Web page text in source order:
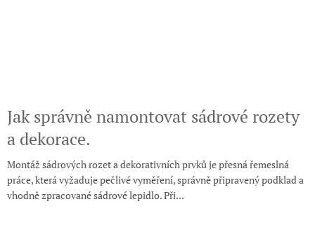
Jak správně namontovat sádrové rozety
a dekorace.
Montáž sádrových rozet a dekorativních prvků je přesná řemeslná
práce, která vyžaduje pečlivé vyměření, správně připravený podklad a
vhodně zpracované sádrové lepidlo. Při...